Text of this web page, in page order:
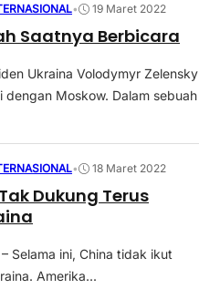
• 19 Maret 2022
Saatnya Berbicara
Ukraina Volodymyr Zelensky
Moskow. Dalam sebuah
• 18 Maret 2022
Dukung Terus
Selama ini, China tidak ikut
Amerika...